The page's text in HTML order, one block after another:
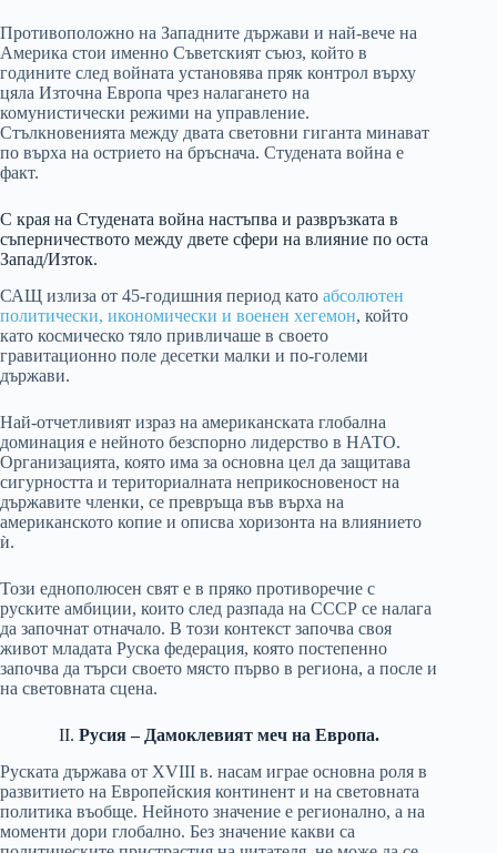
Противоположно на Западните държави и най-вече на
Америка стои именно Съветският съюз, който в
годините след войната установява пряк контрол върху
цяла Източна Европа чрез налагането на
комунистически режими на управление.
Стълкновенията между двата световни гиганта минават
по върха на острието на бръснача. Студената война е
факт.
С края на Студената война настъпва и развръзката в
съперничеството между двете сфери на влияние по оста
Запад/Изток.
САЩ излиза от 45-годишния период като абсолютен
политически, икономически и военен хегемон, който
като космическо тяло привличаше в своето
гравитационно поле десетки малки и по-големи
държави.
Най-отчетливият израз на американската глобална
доминация е нейното безспорно лидерство в НАТО.
Организацията, която има за основна цел да защитава
сигурността и териториалната неприкосновеност на
държавите членки, се превръща във върха на
американското копие и описва хоризонта на влиянието
ѝ.
Този еднополюсен свят е в пряко противоречие с
руските амбиции, които след разпада на СССР се налага
да започнат отначало. В този контекст започва своя
живот младата Руска федерация, която постепенно
започва да търси своето място първо в региона, а после и
на световната сцена.
II. Русия – Дамоклевият меч на Европа.
Руската държава от XVIII в. насам играе основна роля в
развитието на Европейския континент и на световната
политика въобще. Нейното значение е регионално, а на
моменти дори глобално. Без значение какви са